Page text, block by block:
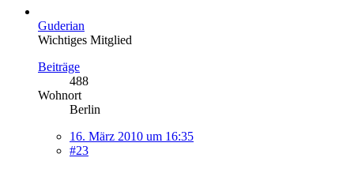
Guderian
Wichtiges Mitglied
Beiträge
488
Wohnort
Berlin
16. März 2010 um 16:35
#23